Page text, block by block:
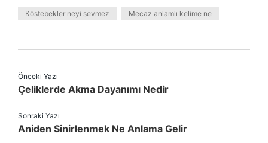
Köstebekler neyi sevmez Mecaz anlamlı kelime ne
Önceki Yazı
Çeliklerde Akma Dayanımı Nedir
Sonraki Yazı
Aniden Sinirlenmek Ne Anlama Gelir